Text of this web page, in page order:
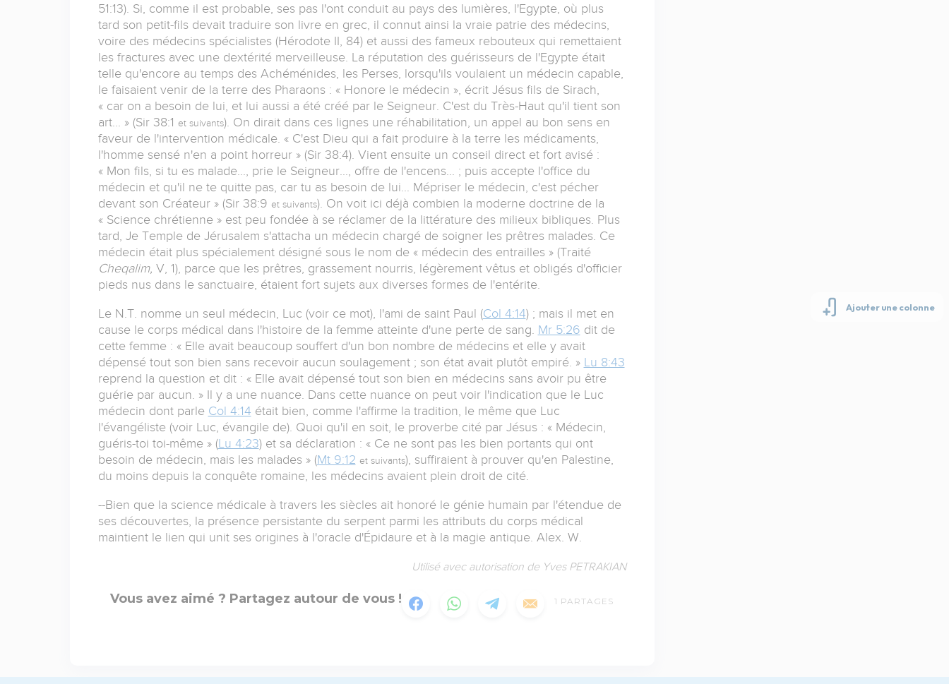
51:13). Si, comme il est probable, ses pas l'ont conduit au pays des lumières, l'Egypte, où plus
tard son petit-fils devait traduire son livre en grec, il connut ainsi la vraie patrie des médecins,
voire des médecins spécialistes (Hérodote II, 84) et aussi des fameux rebouteux qui remettaient
les fractures avec une dextérité merveilleuse. La réputation des guérisseurs de l'Egypte était
telle qu'encore au temps des Achéménides, les Perses, lorsqu'ils voulaient un médecin capable,
le faisaient venir de la terre des Pharaons : « Honore le médecin », écrit Jésus fils de Sirach,
« car on a besoin de lui, et lui aussi a été créé par le Seigneur. C'est du Très-Haut qu'il tient son
art... » (Sir 38:1 et suivants). On dirait dans ces lignes une réhabilitation, un appel au bon sens en
faveur de l'intervention médicale. « C'est Dieu qui a fait produire à la terre les médicaments,
l'homme sensé n'en a point horreur » (Sir 38:4). Vient ensuite un conseil direct et fort avisé :
« Mon fils, si tu es malade..., prie le Seigneur..., offre de l'encens... ; puis accepte l'office du
médecin et qu'il ne te quitte pas, car tu as besoin de lui... Mépriser le médecin, c'est pécher
devant son Créateur » (Sir 38:9 et suivants). On voit ici déjà combien la moderne doctrine de la
« Science chrétienne » est peu fondée à se réclamer de la littérature des milieux bibliques. Plus
tard, Je Temple de Jérusalem s'attacha un médecin chargé de soigner les prêtres malades. Ce
médecin était plus spécialement désigné sous le nom de « médecin des entrailles » (Traité
Cheqalim, V, 1), parce que les prêtres, grassement nourris, légèrement vêtus et obligés d'officier
pieds nus dans le sanctuaire, étaient fort sujets aux diverses formes de l'entérite.
Le N.T. nomme un seul médecin, Luc (voir ce mot), l'ami de saint Paul (Col 4:14) ; mais il met en
cause le corps médical dans l'histoire de la femme atteinte d'une perte de sang. Mr 5:26 dit de
cette femme : « Elle avait beaucoup souffert d'un bon nombre de médecins et elle y avait
dépensé tout son bien sans recevoir aucun soulagement ; son état avait plutôt empiré. » Lu 8:43
reprend la question et dit : « Elle avait dépensé tout son bien en médecins sans avoir pu être
guérie par aucun. » Il y a une nuance. Dans cette nuance on peut voir l'indication que le Luc
médecin dont parle Col 4:14 était bien, comme l'affirme la tradition, le même que Luc
l'évangéliste (voir Luc, évangile de). Quoi qu'il en soit, le proverbe cité par Jésus : « Médecin,
guéris-toi toi-même » (Lu 4:23) et sa déclaration : « Ce ne sont pas les bien portants qui ont
besoin de médecin, mais les malades » (Mt 9:12 et suivants), suffiraient à prouver qu'en Palestine,
du moins depuis la conquête romaine, les médecins avaient plein droit de cité.
--Bien que la science médicale à travers les siècles ait honoré le génie humain par l'étendue de
ses découvertes, la présence persistante du serpent parmi les attributs du corps médical
maintient le lien qui unit ses origines à l'oracle d'Épidaure et à la magie antique. Alex. W.
Utilisé avec autorisation de Yves PETRAKIAN
Vous avez aimé ? Partagez autour de vous ! 1 PARTAGES